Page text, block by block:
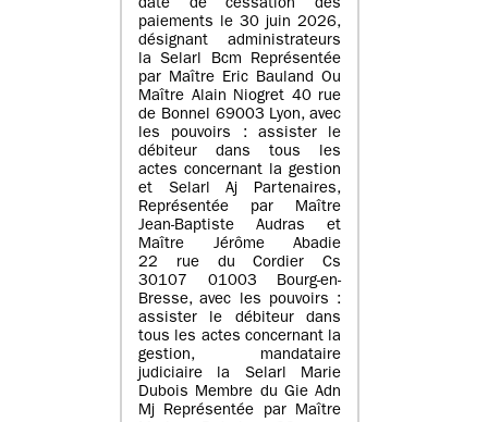
date de cessation des
paiements le 30 juin 2026,
désignant administrateurs
la Selarl Bcm Représentée
par Maître Eric Bauland Ou
Maître Alain Niogret 40 rue
de Bonnel 69003 Lyon, avec
les pouvoirs : assister le
débiteur dans tous les
actes concernant la gestion
et Selarl Aj Partenaires,
Représentée par Maître
Jean-Baptiste Audras et
Maître Jérôme Abadie
22 rue du Cordier Cs
30107 01003 Bourg-en-
Bresse, avec les pouvoirs :
assister le débiteur dans
tous les actes concernant la
gestion, mandataire
judiciaire la Selarl Marie
Dubois Membre du Gie Adn
Mj Représentée par Maître